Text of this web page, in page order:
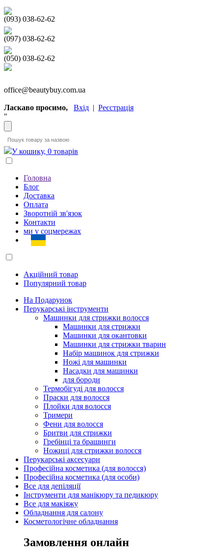
(093) 038-62-62
(097) 038-62-62
(050) 038-62-62
office@beautybuy.com.ua
Ласкаво просимо, Вхід | Реєстрація
"
У кошику, 0 товарів
Головна
Блог
Доставка
Оплата
Зворотній зв'язок
Контакти
ми у соцмережах
Акційний товар
Популярний товар
На Подарунок
Перукарські інструменти
Машинки для стрижки волосся
Машинки для стрижки
Машинки для окантовки
Машинки для стрижки тварин
Набір машинок для стрижки
Ножі для машинки
Насадки для машинки
для бороди
Термобігуді для волосся
Праски для волосся
Плойки для волосся
Тримери
Фени для волосся
Бритви для стрижки
Гребінці та брашинги
Ножиці для стрижки волосся
Перукарські аксесуари
Професійна косметика (для волосся)
Професійна косметика (для особи)
Все для депіляції
Інструменти для манікюру та педикюру
Все для макіяжу
Обладнання для салону
Косметологічне обладнання
Замовлення онлайн